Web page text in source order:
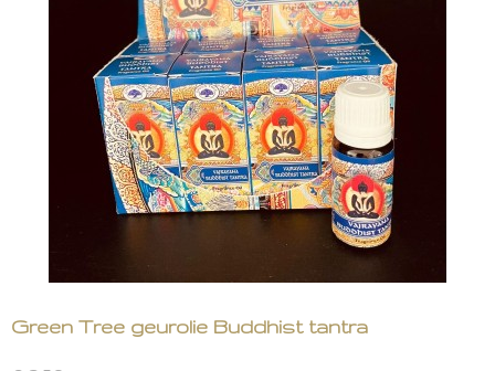
Green Tree geurolie Buddhist tantra